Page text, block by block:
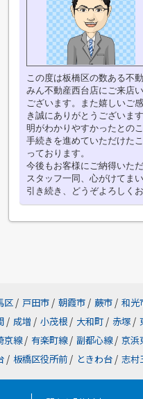
この度は板橋区の数ある不
みん不動産西台店にご来店
ございます。また嬉しいご
き誠にありがとうございま
明がわかりやすかったとの
手続きを進めていただけた
っております。
今後もお客様にご納得いた
スタッフ一同、心がけてまい
引き続き、どうぞよろしく
区 / 戸田市 / 朝霞市 / 蕨市 / 和光
/ 成増 / 小茂根 / 大和町 / 赤塚 /
京線 / 有楽町線 / 副都心線 / 京浜
/ 板橋区役所前 / ときわ台 / 志村